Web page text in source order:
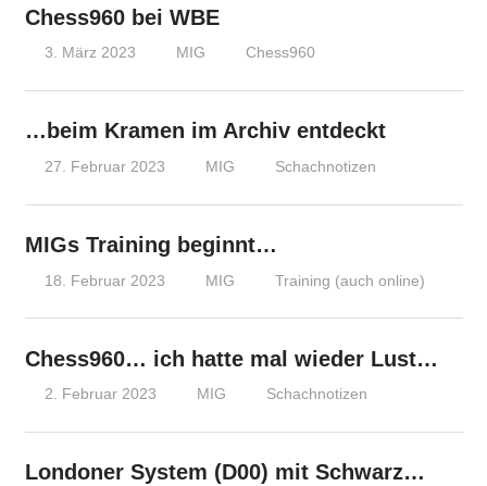
Chess960 bei WBE
3. März 2023 MIG Chess960
…beim Kramen im Archiv entdeckt
27. Februar 2023 MIG Schachnotizen
MIGs Training beginnt…
18. Februar 2023 MIG Training (auch online)
Chess960… ich hatte mal wieder Lust…
2. Februar 2023 MIG Schachnotizen
Londoner System (D00) mit Schwarz…